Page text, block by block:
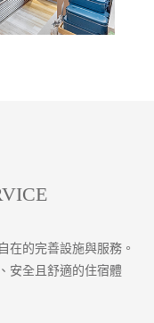
在的完善設施與服務。
安全且舒適的住宿體